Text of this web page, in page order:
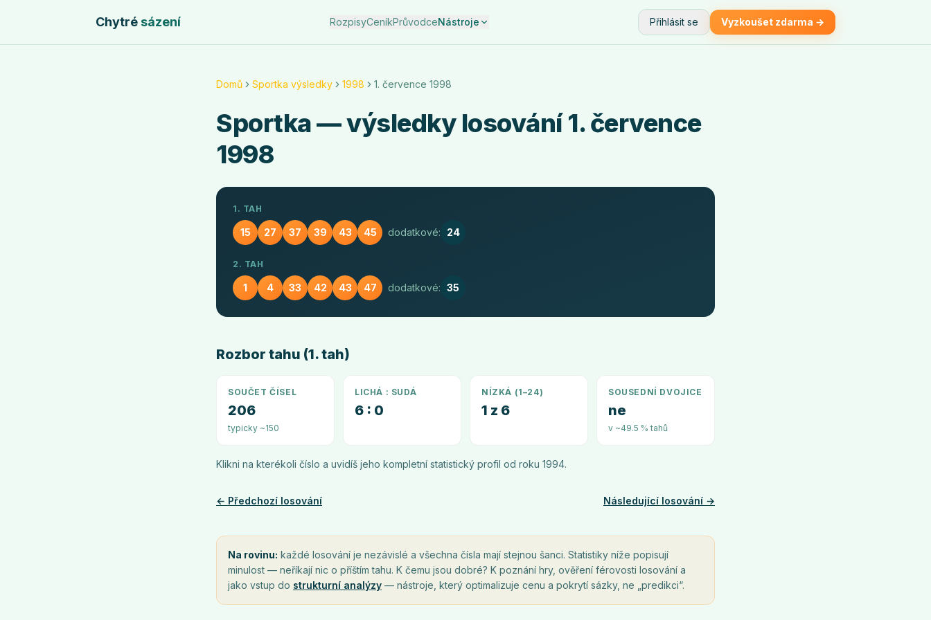
Chytrésázení RozpisyCeníkPrůvodceNástroje Přihlásit se Vyzkoušet zdarma →
Domů Sportka výsledky 1998 1. července 1998
Sportka— výsledky losování1. července
1998
1. TAH
15 27 37 39 43 45 dodatkové: 24
2. TAH
1 4 33 42 43 47 dodatkové: 35
Rozbor tahu (1. tah)
SOUČET ČÍSEL
206
typicky ~150
LICHÁ : SUDÁ
6 : 0
NÍZKÁ (1–24)
1 z 6
SOUSEDNÍ DVOJICE
ne
v ~49.5 % tahů
Klikni na kterékoli číslo a uvidíš jeho kompletní statistický profil od roku 1994.
← Předchozí losování Následující losování →
Na rovinu: každé losování je nezávislé a všechna čísla mají stejnou šanci. Statistiky níže popisují
minulost — neříkají nic o příštím tahu. K čemu jsou dobré? K poznání hry, ověření férovosti losování a
jako vstup do strukturní analýzy — nástroje, který optimalizuje cenu a pokrytí sázky, ne „predikci“.